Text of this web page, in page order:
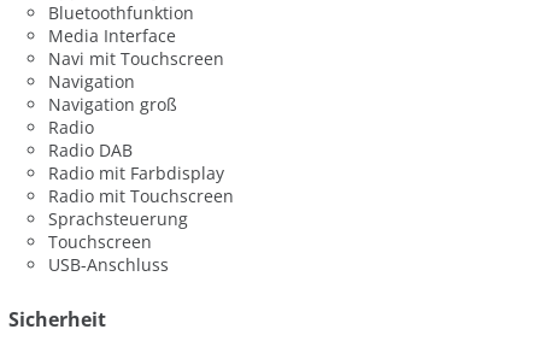
Bluetoothfunktion
Media Interface
Navi mit Touchscreen
Navigation
Navigation groß
Radio
Radio DAB
Radio mit Farbdisplay
Radio mit Touchscreen
Sprachsteuerung
Touchscreen
USB-Anschluss
Sicherheit